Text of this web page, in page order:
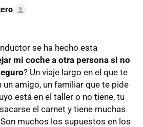
se ha hecho esta
mi coche a otra persona si no
? Un viaje largo en el que te
amigo, un familiar que te pide
está en el taller o no tiene, tu
el carnet y tiene muchas
muchos los supuestos en los